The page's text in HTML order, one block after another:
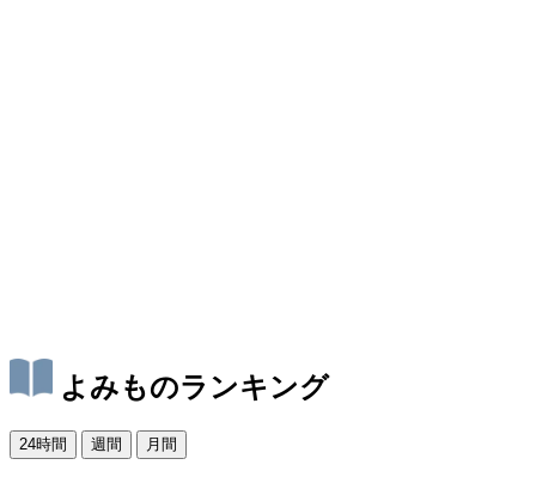
よみものランキング
24時間 週間 月間